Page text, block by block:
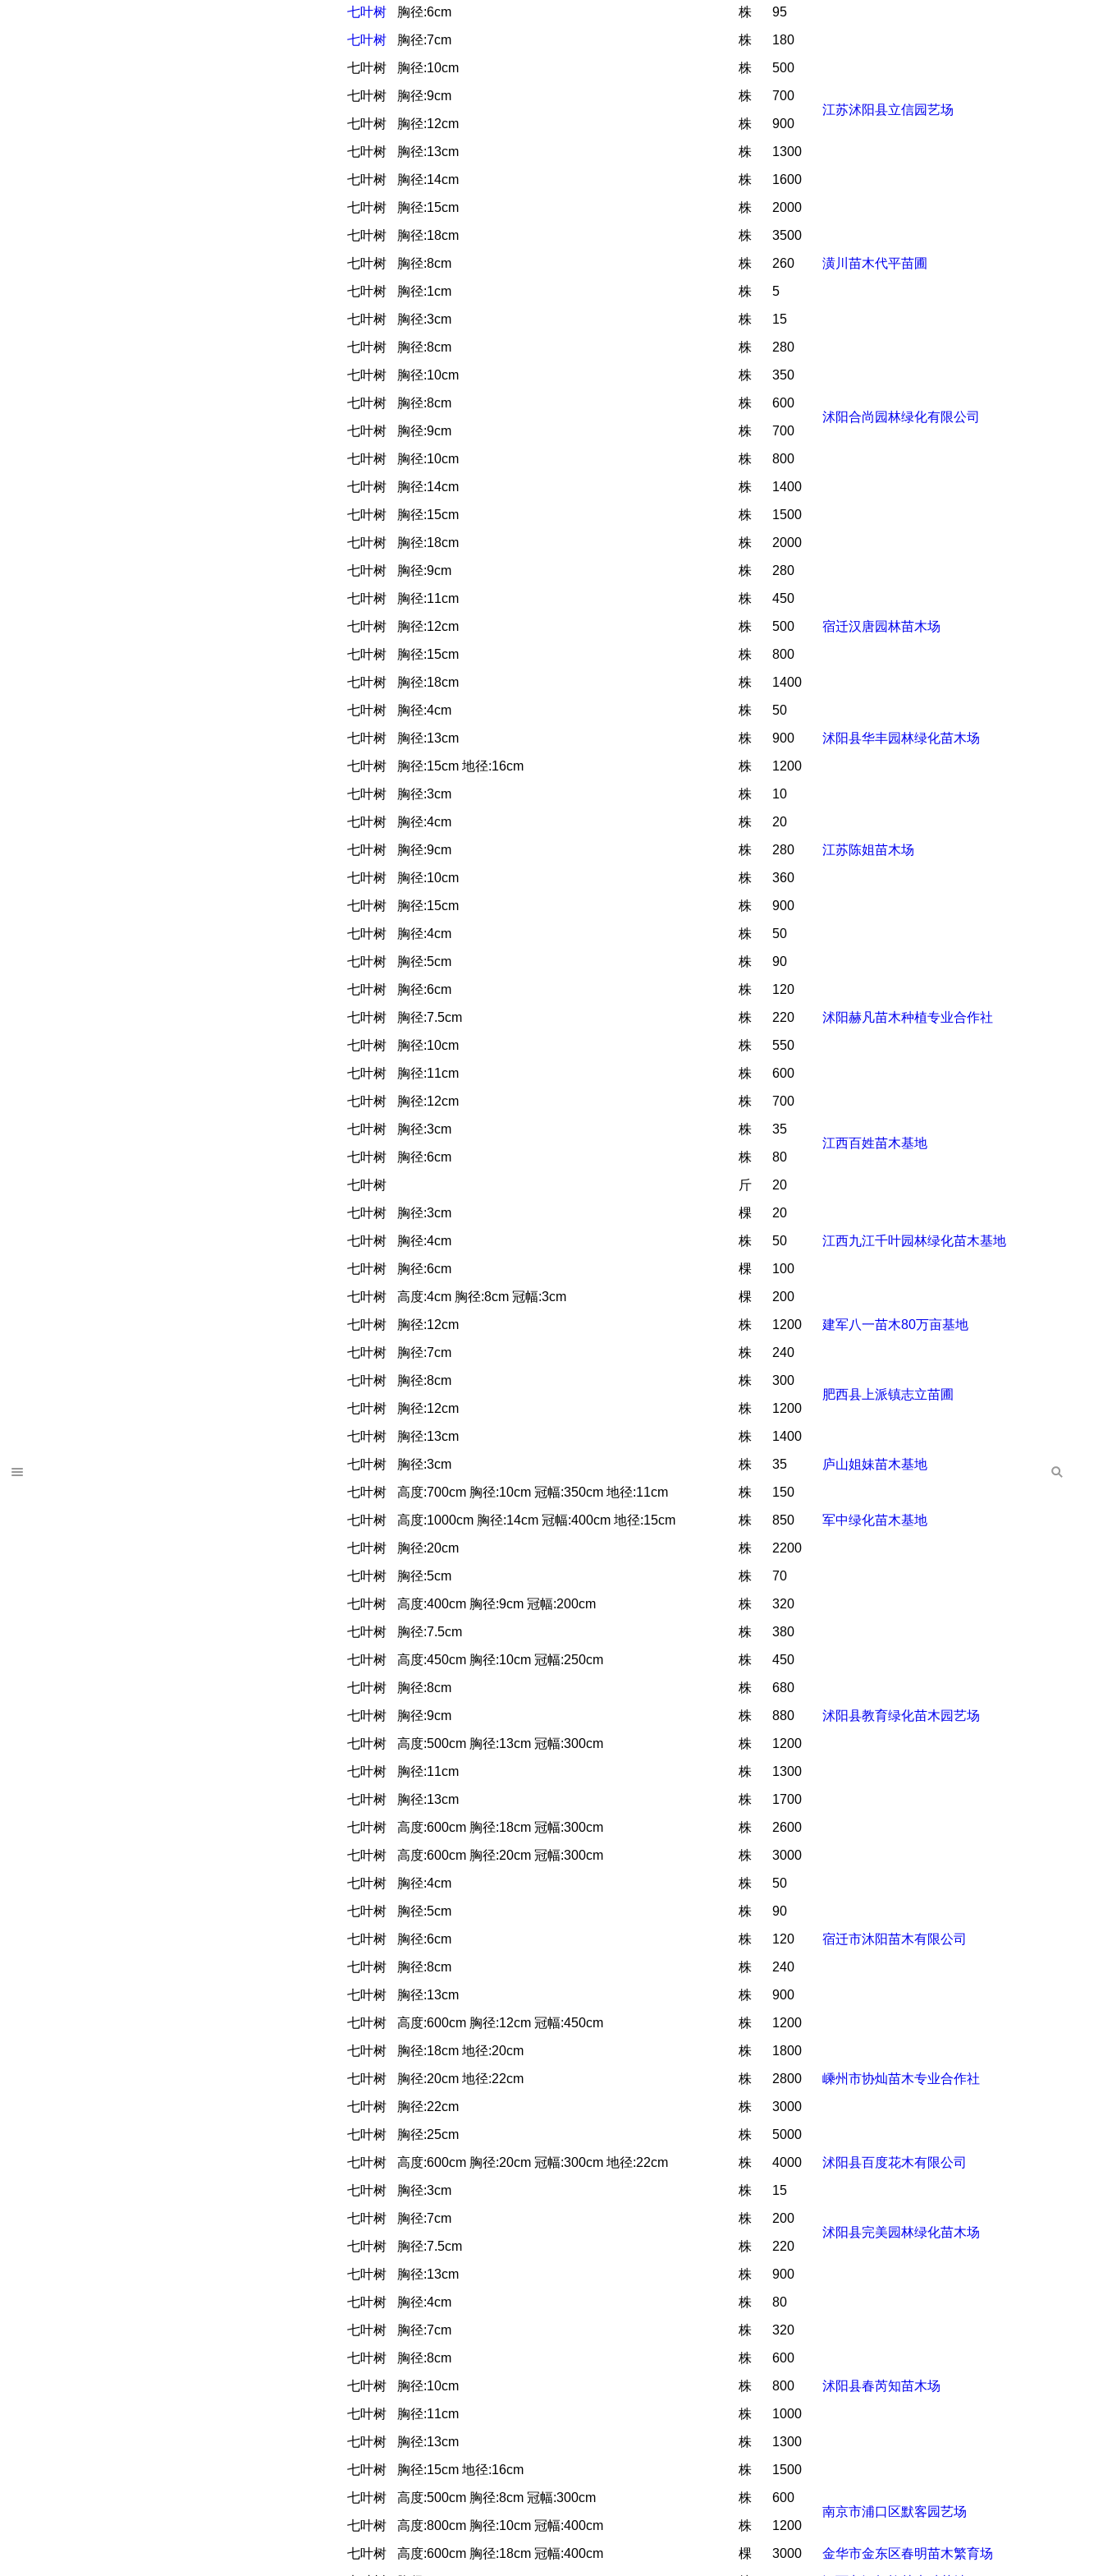
江苏沭阳县立信园艺场
七叶树 胸径:6cm 株
95
七叶树
胸径:7cm 株
180
七叶树
胸径:10cm 株
500
七叶树
胸径:9cm 株
700
七叶树
胸径:12cm 株
900
七叶树
胸径:13cm 株
1300
七叶树
胸径:14cm 株
1600
七叶树
胸径:15cm 株
2000
七叶树
胸径:18cm 株
3500
七叶树
胸径:8cm 株 260
潢川苗木代平苗圃
七叶树
胸径:1cm 株 5
沭阳合尚园林绿化有限公司
七叶树 胸径:3cm 株
15
七叶树
胸径:8cm 株
280
七叶树
胸径:10cm 株
350
七叶树
胸径:8cm 株
600
七叶树
胸径:9cm 株
700
七叶树
胸径:10cm 株
800
七叶树
胸径:14cm 株
1400
七叶树
胸径:15cm 株
1500
七叶树
胸径:18cm 株
2000
七叶树
胸径:9cm 株 280
宿迁汉唐园林苗木场
七叶树 胸径:11cm 株
450
七叶树
胸径:12cm 株
500
七叶树
胸径:15cm 株
800
七叶树
胸径:18cm 株
1400
七叶树
胸径:4cm 株
50
沭阳县华丰园林绿化苗木场
七叶树 胸径:13cm 株
900
七叶树
胸径:15cm 地径:16cm 株
1200
七叶树
胸径:3cm 株 10
江苏陈姐苗木场
七叶树 胸径:4cm 株
20
七叶树
胸径:9cm 株
280
七叶树
胸径:10cm 株
360
七叶树
胸径:15cm 株
900
七叶树
胸径:4cm 株 50
沭阳赫凡苗木种植专业合作社
七叶树 胸径:5cm 株
90
七叶树
胸径:6cm 株
120
七叶树
胸径:7.5cm 株
220
七叶树
胸径:10cm 株
550
七叶树
胸径:11cm 株
600
七叶树
胸径:12cm 株
700
七叶树
胸径:3cm 株
35
江西百姓苗木基地
七叶树
胸径:6cm 株
80
七叶树
斤 20
江西九江千叶园林绿化苗木基地
七叶树 胸径:3cm 棵
20
七叶树
胸径:4cm 株
50
七叶树
胸径:6cm 棵
100
七叶树
高度:4cm 胸径:8cm 冠幅:3cm 棵
200
七叶树
胸径:12cm 株 1200
建军八一苗木80万亩基地
七叶树
胸径:7cm 株 240
肥西县上派镇志立苗圃
七叶树 胸径:8cm 株
300
七叶树
胸径:12cm 株
1200
七叶树
胸径:13cm 株
1400
七叶树
胸径:3cm 株 35
庐山姐妹苗木基地
七叶树
高度:700cm 胸径:10cm 冠幅:350cm 地径:11cm 株
150
军中绿化苗木基地
七叶树 高度:1000cm 胸径:14cm 冠幅:400cm 地径:15cm 株
850
七叶树
胸径:20cm 株
2200
七叶树
胸径:5cm 株 70
沭阳县教育绿化苗木园艺场
七叶树 高度:400cm 胸径:9cm 冠幅:200cm 株
320
七叶树
胸径:7.5cm 株
380
七叶树
高度:450cm 胸径:10cm 冠幅:250cm 株
450
七叶树
胸径:8cm 株
680
七叶树
胸径:9cm 株
880
七叶树
高度:500cm 胸径:13cm 冠幅:300cm 株
1200
七叶树
胸径:11cm 株
1300
七叶树
胸径:13cm 株
1700
七叶树
高度:600cm 胸径:18cm 冠幅:300cm 株
2600
七叶树
高度:600cm 胸径:20cm 冠幅:300cm 株
3000
七叶树
胸径:4cm 株 50
宿迁市沐阳苗木有限公司
七叶树 胸径:5cm 株
90
七叶树
胸径:6cm 株
120
七叶树
胸径:8cm 株
240
七叶树
胸径:13cm 株
900
七叶树
高度:600cm 胸径:12cm 冠幅:450cm 株 1200
嵊州市协灿苗木专业合作社
七叶树 胸径:18cm 地径:20cm 株
1800
七叶树
胸径:20cm 地径:22cm 株
2800
七叶树
胸径:22cm 株
3000
七叶树
胸径:25cm 株
5000
七叶树
高度:600cm 胸径:20cm 冠幅:300cm 地径:22cm 株 4000
沭阳县百度花木有限公司
七叶树
胸径:3cm 株 15
沭阳县完美园林绿化苗木场
七叶树 胸径:7cm 株
200
七叶树
胸径:7.5cm 株
220
七叶树
胸径:13cm 株
900
七叶树
胸径:4cm 株 80
沭阳县春芮知苗木场
七叶树 胸径:7cm 株
320
七叶树
胸径:8cm 株
600
七叶树
胸径:10cm 株
800
七叶树
胸径:11cm 株
1000
七叶树
胸径:13cm 株
1300
七叶树
胸径:15cm 地径:16cm 株
1500
七叶树
高度:500cm 胸径:8cm 冠幅:300cm 株
600
南京市浦口区默客园艺场
七叶树
高度:800cm 胸径:10cm 冠幅:400cm 株
1200
七叶树
高度:600cm 胸径:18cm 冠幅:400cm 棵 3000
金华市金东区春明苗木繁育场